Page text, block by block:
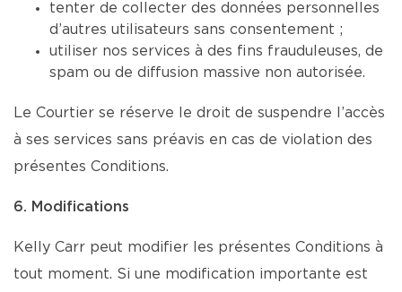
tenter de collecter des données personnelles
d’autres utilisateurs sans consentement ;
utiliser nos services à des fins frauduleuses, de
spam ou de diffusion massive non autorisée.
Le Courtier se réserve le droit de suspendre l’accès
à ses services sans préavis en cas de violation des
présentes Conditions.
6. Modifications
Kelly Carr peut modifier les présentes Conditions à
tout moment. Si une modification importante est